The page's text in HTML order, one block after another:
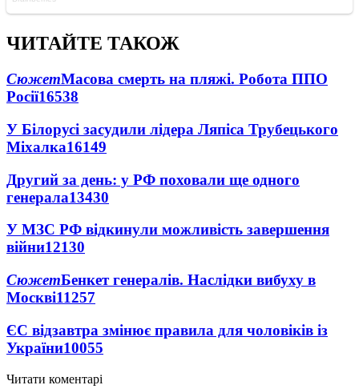
ЧИТАЙТЕ ТАКОЖ
СюжетМасова смерть на пляжі. Робота ППО
Росії16538
У Білорусі засудили лідера Ляпіса Трубецького
Міхалка16149
Другий за день: у РФ поховали ще одного
генерала13430
У МЗС РФ відкинули можливість завершення
війни12130
СюжетБенкет генералів. Наслідки вибуху в
Москві11257
ЄС відзавтра змінює правила для чоловіків із
України10055
Читати коментарі